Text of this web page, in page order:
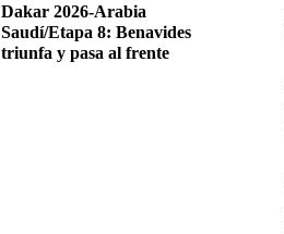
Dakar 2026-Arabia
Saudí/Etapa 8: Benavides
triunfa y pasa al frente